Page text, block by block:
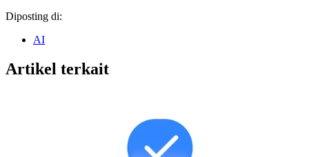
Diposting di:
AI
Artikel terkait